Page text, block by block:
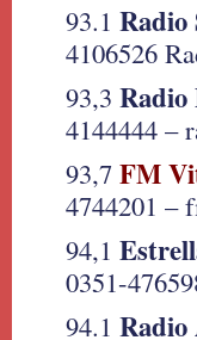
93.1 Radio
4106526
93,3 Radio
4144444 –
93,7 FM
4744201 –
94,1
0351-
94.1